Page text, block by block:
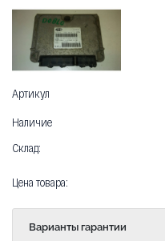
Артикул
Наличие
Склад:
Цена товара:
Варианты гарантии